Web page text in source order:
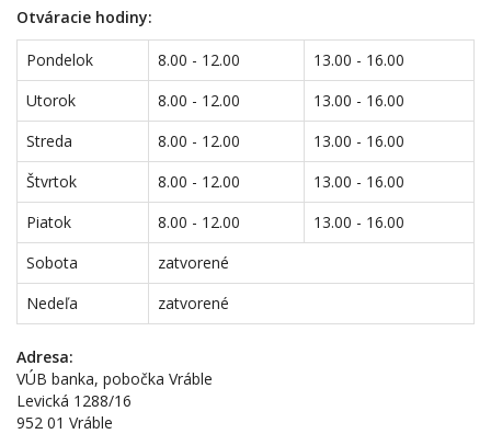
Otváracie hodiny:
Pondelok 8.00 - 12.00
13.00 - 16.00
Utorok
8.00 - 12.00
13.00 - 16.00
Streda
8.00 - 12.00
13.00 - 16.00
Štvrtok
8.00 - 12.00
13.00 - 16.00
Piatok
8.00 - 12.00
13.00 - 16.00
Sobota
zatvorené
Nedeľa
zatvorené
Adresa:
VÚB banka, pobočka Vráble
Levická 1288/16
952 01 Vráble